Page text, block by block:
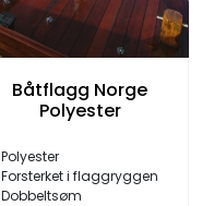
Båtflagg Norge
Polyester
Polyester
Forsterket i flaggryggen
Dobbeltsøm